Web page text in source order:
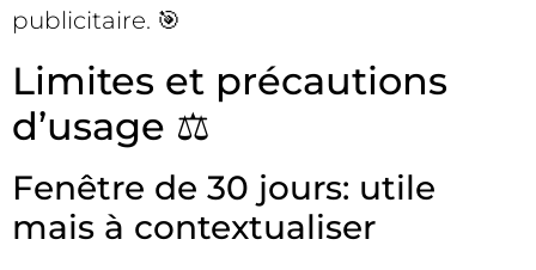
publicitaire. 🎯
Limites et précautions
d’usage ⚖️
Fenêtre de 30 jours: utile
mais à contextualiser